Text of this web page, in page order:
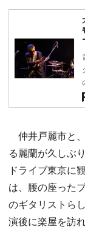
仲井戸麗市と
る麗蘭が久しぶ
ドライブ東京に
は、腰の座った
のギタリストら
演後に楽屋を訪